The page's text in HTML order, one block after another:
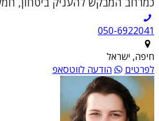
050-6922041
חיפה, ישראל
לפרטים
הודעה לווטסאפ